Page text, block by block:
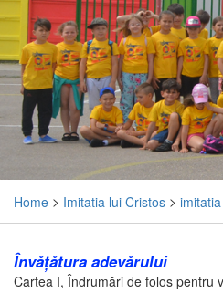
Home > Imitatia lui Cristos >
Învăţătura adevărului
Cartea I, Îndrumări de folos pentru